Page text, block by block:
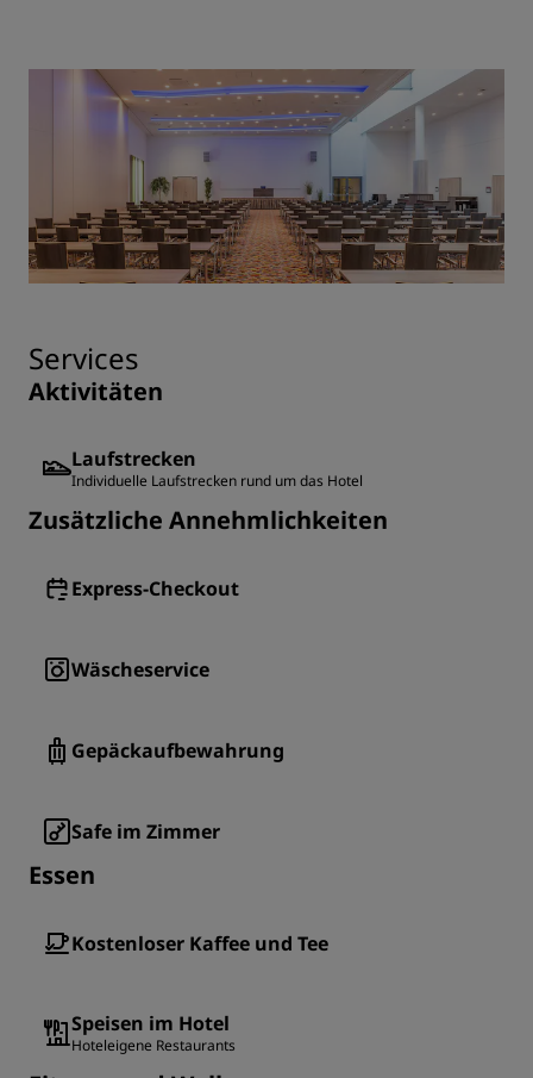
Services
Aktivitäten
Laufstrecken
Individuelle Laufstrecken rund um das Hotel
Zusätzliche Annehmlichkeiten
Express-Checkout
Wäscheservice
Gepäckaufbewahrung
Safe im Zimmer
Essen
Kostenloser Kaffee und Tee
Speisen im Hotel
Hoteleigene Restaurants